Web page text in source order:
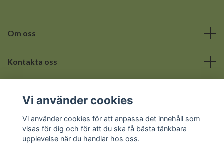
Om oss
Kontakta oss
Sociala medier
Vi använder cookies
Vi använder cookies för att anpassa det innehåll som
visas för dig och för att du ska få bästa tänkbara
upplevelse när du handlar hos oss.